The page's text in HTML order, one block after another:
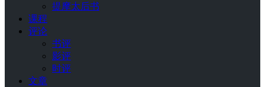
提摩太后书
课程
评论
书评
影评
时评
文章